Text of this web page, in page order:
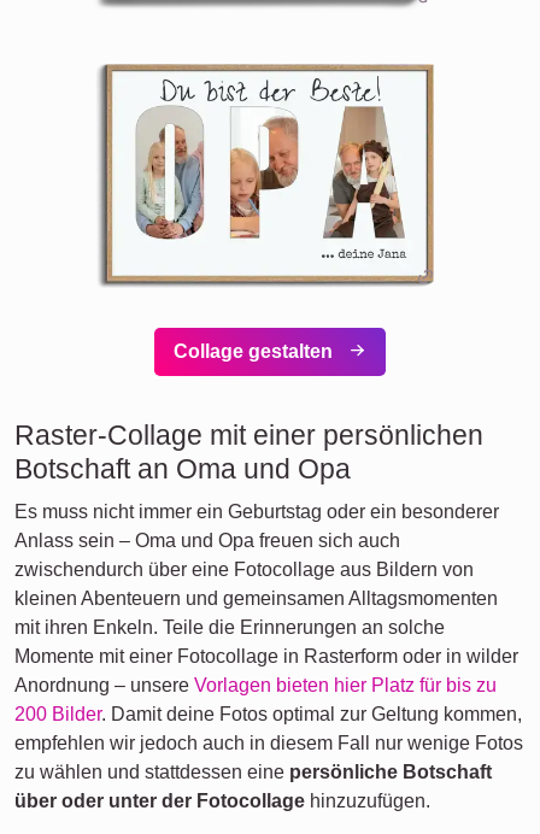
Collage gestalten
Raster-Collage mit einer persönlichen
Botschaft an Oma und Opa
Es muss nicht immer ein Geburtstag oder ein besonderer
Anlass sein – Oma und Opa freuen sich auch
zwischendurch über eine Fotocollage aus Bildern von
kleinen Abenteuern und gemeinsamen Alltagsmomenten
mit ihren Enkeln. Teile die Erinnerungen an solche
Momente mit einer Fotocollage in Rasterform oder in wilder
Anordnung – unsere Vorlagen bieten hier Platz für bis zu
200 Bilder. Damit deine Fotos optimal zur Geltung kommen,
empfehlen wir jedoch auch in diesem Fall nur wenige Fotos
zu wählen und stattdessen eine persönliche Botschaft
über oder unter der Fotocollage hinzuzufügen.